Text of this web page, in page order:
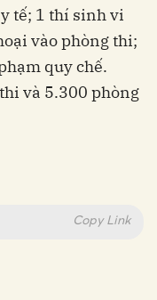
tế; 1 thí sinh vi
vào phòng thi;
quy chế.
và 5.300 phòng
Copy Link